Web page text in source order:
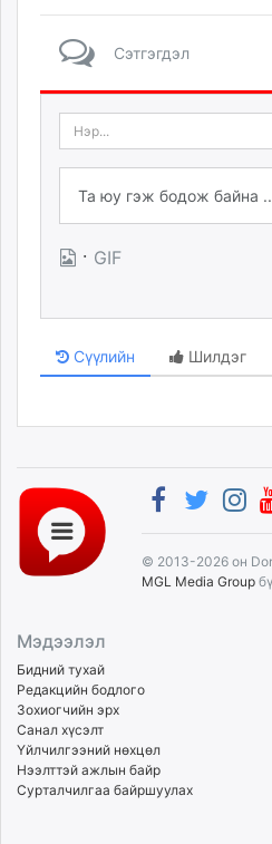
Сэтгэгдэл
· GIF
Сүүлийн Шилдэг
© 2013-2026 он
MGL Media Group
Мэдээлэл
Бидний тухай
Редакцийн бодлого
Зохиогчийн эрх
Санал хүсэлт
Үйлчилгээний нөхцөл
Нээлттэй ажлын байр
Сурталчилгаа байршуулах